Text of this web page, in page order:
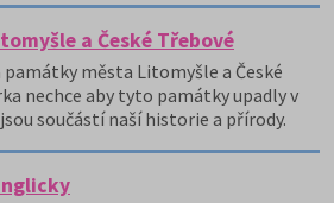
a České Třebové
památky města Litomyšle a České
nechce aby tyto památky upadly v
součástí naší historie a přírody.